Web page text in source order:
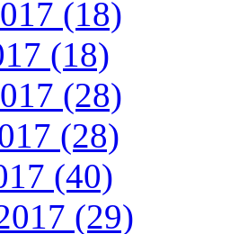
(18)
(18)
(28)
(28)
(40)
(29)